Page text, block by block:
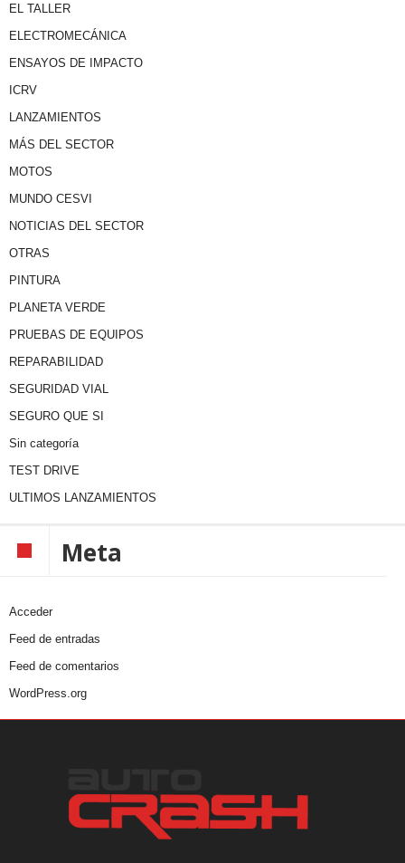
EL TALLER
ELECTROMECÁNICA
ENSAYOS DE IMPACTO
ICRV
LANZAMIENTOS
MÁS DEL SECTOR
MOTOS
MUNDO CESVI
NOTICIAS DEL SECTOR
OTRAS
PINTURA
PLANETA VERDE
PRUEBAS DE EQUIPOS
REPARABILIDAD
SEGURIDAD VIAL
SEGURO QUE SI
Sin categoría
TEST DRIVE
ULTIMOS LANZAMIENTOS
Meta
Acceder
Feed de entradas
Feed de comentarios
WordPress.org